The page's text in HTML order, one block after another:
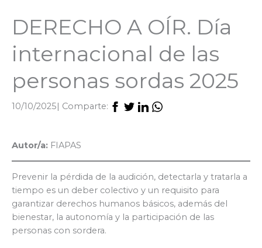
DERECHO A OÍR. Día
internacional de las
personas sordas 2025
10/10/2025| Comparte:
Autor/a: FIAPAS
Prevenir la pérdida de la audición, detectarla y tratarla a
tiempo es un deber colectivo y un requisito para
garantizar derechos humanos básicos, además del
bienestar, la autonomía y la participación de las
personas con sordera.